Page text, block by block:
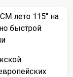
лето 115" на
быстрой